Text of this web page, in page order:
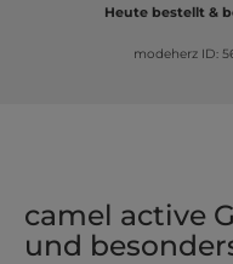
Heute bestellt &
modeherz ID:
camel active
und